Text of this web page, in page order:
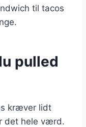
til tacos
pulled
kræver lidt
det hele værd.